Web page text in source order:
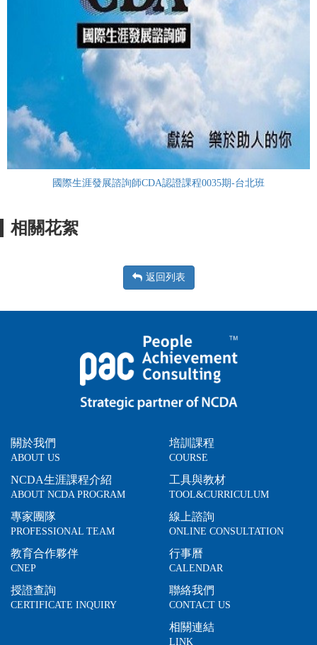
國際生涯發展諮詢師CDA認證課程0035期-台北班
相關花絮
返回列表
關於我們
ABOUT US
NCDA生涯課程介紹
ABOUT NCDA PROGRAM
專家團隊
PROFESSIONAL TEAM
教育合作夥伴
CNEP
授證查詢
CERTIFICATE INQUIRY
培訓課程
COURSE
工具與教材
TOOL&CURRICULUM
線上諮詢
ONLINE CONSULTATION
行事曆
CALENDAR
聯絡我們
CONTACT US
相關連結
LINK